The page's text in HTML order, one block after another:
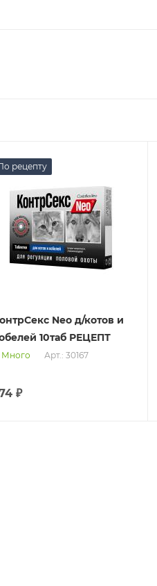
рецепту
Nео д/котов и
10таб РЕЦЕПТ
Много Арт.: 30167
₽